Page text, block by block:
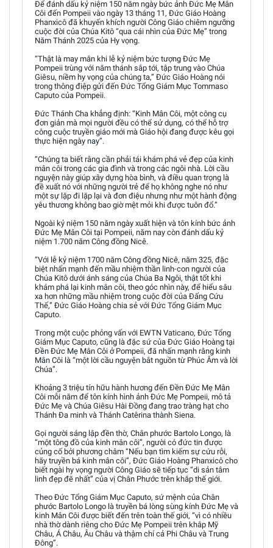
Để đánh dấu kỷ niệm 150 năm ngày bức ảnh Đức Mẹ Mân
Côi đến Pompeii vào ngày 13 tháng 11, Đức Giáo Hoàng
Phanxicô đã khuyến khích người Công Giáo chiêm ngưỡng
cuộc đời của Chúa Kitô “qua cái nhìn của Đức Mẹ” trong
Năm Thánh 2025 của Hy vọng.
“Thật là may mắn khi lễ kỷ niệm bức tượng Đức Mẹ
Pompeii trùng với năm thánh sắp tới, tập trung vào Chúa
Giêsu, niềm hy vọng của chúng ta,” Đức Giáo Hoàng nói
trong thông điệp gửi đến Đức Tổng Giám Mục Tommaso
Caputo của Pompeii.
Đức Thánh Cha khẳng định: “Kinh Mân Côi, một công cụ
đơn giản mà mọi người đều có thể sử dụng, có thể hỗ trợ
công cuộc truyền giáo mới mà Giáo hội đang được kêu gọi
thực hiện ngày nay”.
“Chúng ta biết rằng cần phải tái khám phá vẻ đẹp của kinh
mân côi trong các gia đình và trong các ngôi nhà. Lời cầu
nguyện này giúp xây dựng hòa bình, và điều quan trọng là
đề xuất nó với những người trẻ để họ không nghe nó như
một sự lặp đi lặp lại và đơn điệu nhưng như một hành động
yêu thương không bao giờ mệt mỏi khi được tuôn đổ.”
Ngoài kỷ niệm 150 năm ngày xuất hiện và tôn kính bức ảnh
Đức Mẹ Mân Côi tại Pompeii, năm nay còn đánh dấu kỷ
niệm 1.700 năm Công đồng Nicê.
“Với lễ kỷ niệm 1700 năm Công đồng Nicê, năm 325, đặc
biệt nhấn mạnh đến mầu nhiệm thần linh-con người của
Chúa Kitô dưới ánh sáng của Chúa Ba Ngôi, thật tốt khi
khám phá lại kinh mân côi, theo góc nhìn này, để hiểu sâu
xa hơn những mầu nhiệm trong cuộc đời của Đấng Cứu
Thế,” Đức Giáo Hoàng chia sẻ với Đức Tổng Giám Mục
Caputo.
Trong một cuộc phỏng vấn với EWTN Vaticano, Đức Tổng
Giám Mục Caputo, cũng là đặc sứ của Đức Giáo Hoàng tại
Đền Đức Mẹ Mân Côi ở Pompeii, đã nhấn mạnh rằng kinh
Mân Côi là “một lời cầu nguyện bắt nguồn từ Phúc Âm và lời
Chúa”.
Khoảng 3 triệu tín hữu hành hương đến Đền Đức Mẹ Mân
Côi mỗi năm để tôn kính hình ảnh Đức Mẹ Pompeii, mô tả
Đức Mẹ và Chúa Giêsu Hài Đồng đang trao tràng hạt cho
Thánh Đa minh và Thánh Catêrina thành Siena.
Gọi người sáng lập đền thờ, Chân phước Bartolo Longo, là
“một tông đồ của kinh mân côi”, người có đức tin được
củng cố bởi phương châm “Nếu bạn tìm kiếm sự cứu rỗi,
hãy truyền bá kinh mân côi”, Đức Giáo Hoàng Phanxicô cho
biết ngài hy vọng người Công Giáo sẽ tiếp tục “di sản tâm
linh đẹp đẽ nhất” của vị Chân Phước trên khắp thế giới.
Theo Đức Tổng Giám Mục Caputo, sứ mệnh của Chân
phước Bartolo Longo là truyền bá lòng sùng kính Đức Mẹ và
kinh Mân Côi được biết đến trên toàn thế giới, “vì có nhiều
nhà thờ dành riêng cho Đức Mẹ Pompeii trên khắp Mỹ
Châu, Á Châu, Âu Châu và thậm chí cả Phi Châu và Trung
Đông”.